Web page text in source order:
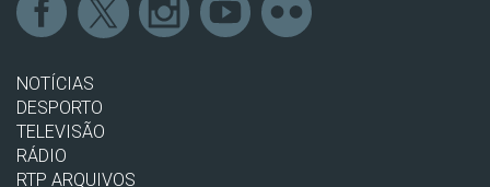
NOTÍCIAS
DESPORTO
TELEVISÃO
RÁDIO
RTP ARQUIVOS